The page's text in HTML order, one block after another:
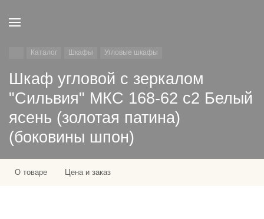
Каталог Шкафы Угловые шкафы
Шкаф угловой с зеркалом
"Сильвия" МКС 168-62 с2 Белый
ясень (золотая патина)
(боковины шпон)
О товаре Цена и заказ